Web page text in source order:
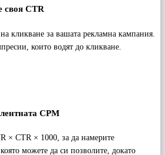
своя CTR
на кликване за вашата рекламна кампания.
които водят до кликване.
CPM
× CTR × 1000, за да намерите
можете да си позволите, докато